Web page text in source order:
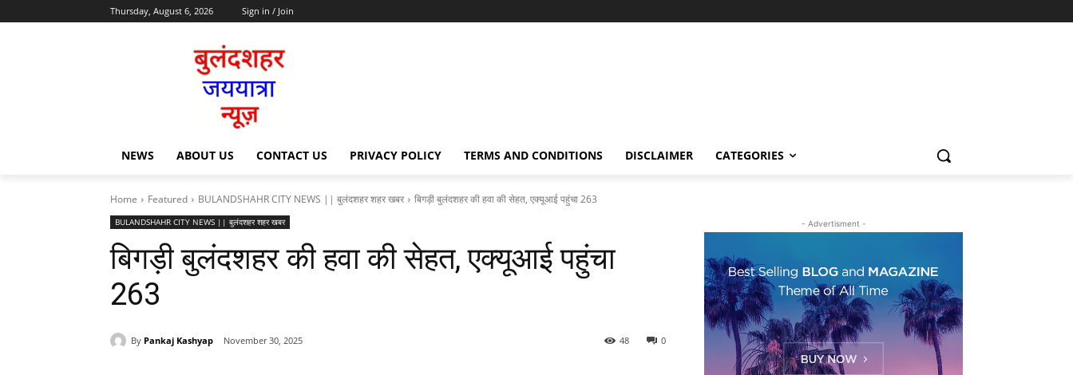
Thursday, August 6, 2026 Sign in / Join
NEWS ABOUT US CONTACT US PRIVACY POLICY TERMS AND CONDITIONS DISCLAIMER CATEGORIES
Home Featured BULANDSHAHR CITY NEWS || बुलंदशहर शहर खबर बिगड़ी बुलंदशहर की हवा की सेहत, एक्यूआई पहुंचा 263
BULANDSHAHR CITY NEWS || बुलंदशहर शहर खबर
बिगड़ी बुलंदशहर की हवा की सेहत, एक्यूआई पहुंचा
263
By Pankaj Kashyap November 30, 2025 0
48
- Advertisment -